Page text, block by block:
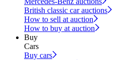
British classic car auctions
How to sell at auction
How to buy at auction
Buy
Cars
Buy cars